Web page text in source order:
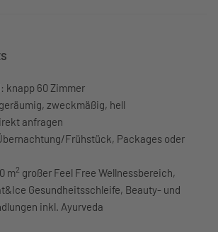
: knapp 60 Zimmer
zweckmäßig, hell
anfragen
Frühstück, Packages oder
m2 großer Feel Free Wellnessbereich,
Gesundheitsschleife, Beauty- und
inkl. Ayurveda